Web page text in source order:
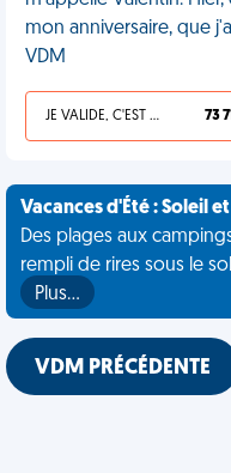
mon anniversaire, que
VDM
JE VALIDE, C'EST UNE VDM 73
Vacances d'Été : Soleil
Des plages aux
rempli de rires sous le
Plus…
VDM PRÉCÉDENTE